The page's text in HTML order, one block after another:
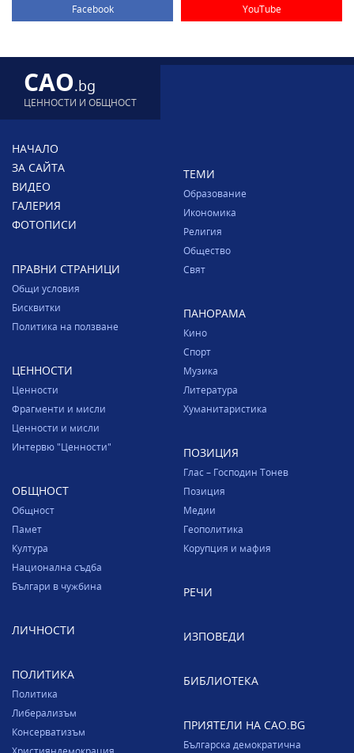
Facebook YouTube
CAO.bg
ЦЕННОСТИ И ОБЩНОСТ
НАЧАЛО
ЗА САЙТА
ВИДЕО
ГАЛЕРИЯ
ФОТОПИСИ
ПРАВНИ СТРАНИЦИ
Общи условия
Бисквитки
Политика на ползване
ЦЕННОСТИ
Ценности
Фрагменти и мисли
Ценности и мисли
Интервю "Ценности"
ОБЩНОСТ
Общност
Памет
Култура
Национална съдба
Българи в чужбина
ЛИЧНОСТИ
ПОЛИТИКА
Политика
Либерализъм
Консерватизъм
ТЕМИ
Образование
Икономика
Религия
Общество
Свят
ПАНОРАМА
Кино
Спорт
Музика
Литература
Хуманитаристика
ПОЗИЦИЯ
Глас – Господин Тонев
Позиция
Медии
Геополитика
Корупция и мафия
РЕЧИ
ИЗПОВЕДИ
БИБЛИОТЕКА
ПРИЯТЕЛИ НА CAO.BG
Българска демократична